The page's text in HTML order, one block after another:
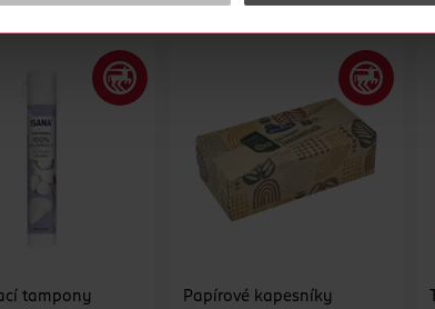
tampony
Papírové kapesníky